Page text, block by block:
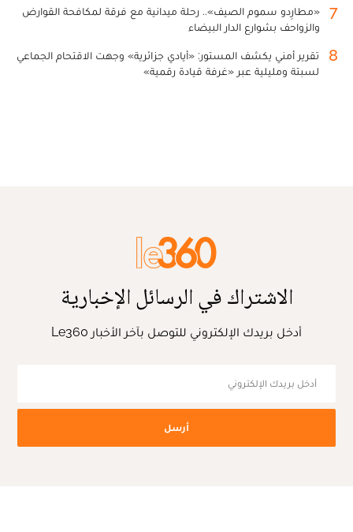
7
«مطارِدو سموم الصيف».. رحلة ميدانية مع فرقة لمكافحة القوارض
والزواحف بشوارع الدار البيضاء
8
تقرير أمني يكشف المستور: «أيادي جزائرية» وجهت الاقتحام الجماعي
لسبتة ومليلية عبر «غرفة قيادة رقمية»
الاشتراك في الرسائل الإخبارية
أدخل بريدك الإلكتروني للتوصل بآخر الأخبار Le360
أرسل